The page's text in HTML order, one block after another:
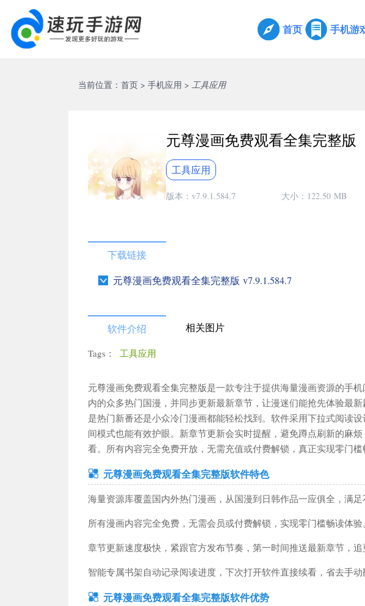
首页 手机游
×
搜索
动作格斗 卡牌策略 赛车竞速 休闲益智 模拟经营
教育学习 运动健身 社交聊天 小说漫画 手机购物
影音播放 新闻财经 商务办公 摄影摄像 生活服务
当前位置： 首页 > 手机应用 > 工具应用
元尊漫画免费观看全集完整版
工具应用
版本：v7.9.1.584.7 大小： 122.50 MB
下载链接
元尊漫画免费观看全集完整版 v7.9.1.584.7
软件介绍 相关图片
Tags： 工具应用
元尊漫画免费观看全集完整版是一款专注于提供海量漫画资源的手
内的众多热门国漫，并同步更新最新章节，让漫迷们能抢先体验最
是热门新番还是小众冷门漫画都能轻松找到。软件采用下拉式阅读
间模式也能有效护眼。新章节更新会实时提醒，避免蹲点刷新的麻
看。所有内容完全免费开放，无需充值或付费解锁，真正实现零门槛
元尊漫画免费观看全集完整版软件特色
海量资源库覆盖国内外热门漫画，从国漫到日韩作品一应俱全，满足
所有漫画内容完全免费，无需会员或付费解锁，实现零门槛畅读体验。
章节更新速度极快，紧跟官方发布节奏，第一时间推送最新章节，追
智能专属书架自动记录阅读进度，下次打开软件直接续看，省去手动
元尊漫画免费观看全集完整版软件优势